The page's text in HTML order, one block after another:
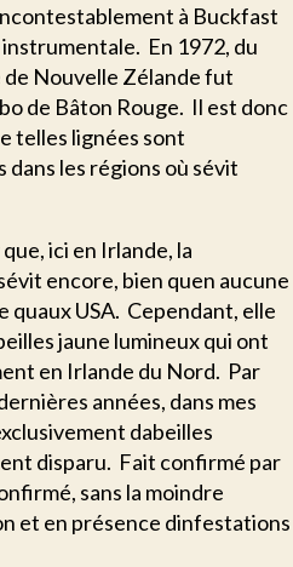
à Buckfast
instrumentale. En 1972, du
Nouvelle Zélande fut
de Bâton Rouge. Il est donc
telles lignées sont
les régions où sévit
ici en Irlande, la
encore, bien quen aucune
USA. Cependant, elle
jaune lumineux qui ont
en Irlande du Nord. Par
années, dans mes
dabeilles
disparu. Fait confirmé par
sans la moindre
et en présence dinfestations